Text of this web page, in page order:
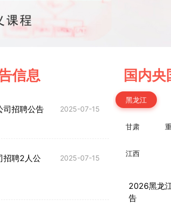
信息
司招聘公告 2025-07-15
招聘2人公 2025-07-15
国内
黑龙江
甘肃
江西
2026黑龙
告